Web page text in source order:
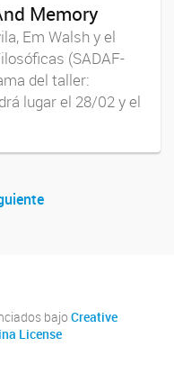
Memory
Em Walsh y el
(SADAF-
del taller:
lugar el 28/02 y el
bajo Creative
License